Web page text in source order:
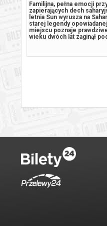
ich
Familijna, pełna emocji
zapierających dech
letnia Sun wyrusza na
starej legendy
miejscu poznaje
wieku dwóch lat zaginął
piaskowej. Pozostawiony
zostaje cudownie
Spędza z nimi następne